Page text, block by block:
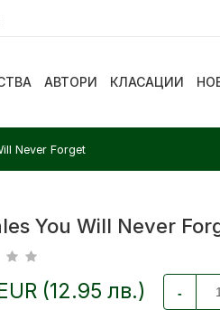
АВТОРИ КЛАСАЦИИ
Never Forget
You Will Never
(12.95 лв.) -